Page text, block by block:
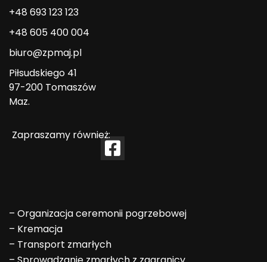
+48 693 123 123
+48 605 400 004
biuro@zpmaj.pl
Piłsudskiego 41
97-200 Tomaszów
Maz.
Zapraszamy również:
– Organizacja ceremonii pogrzebowej
– Kremacja
– Transport zmarłych